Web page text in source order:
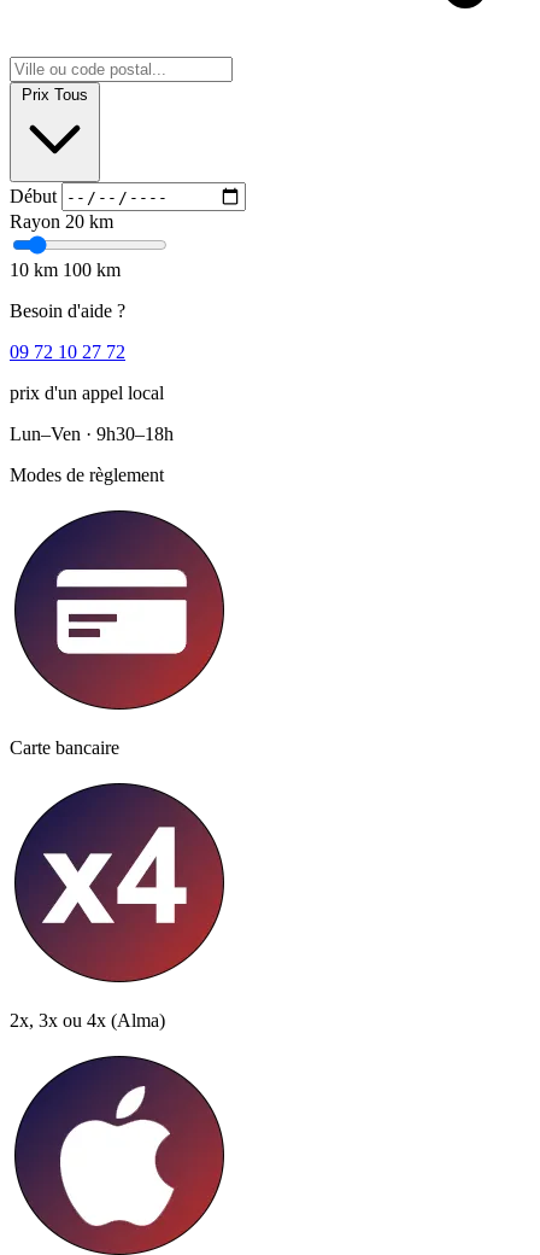
Prix Tous
Début
Rayon 20 km
10 km 100 km
Besoin d'aide ?
09 72 10 27 72
prix d'un appel local
Lun–Ven · 9h30–18h
Modes de règlement
Carte bancaire
2x, 3x ou 4x (Alma)